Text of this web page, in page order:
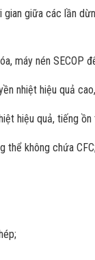
giữa các lần
máy nén SECOP
nhiệt hiệu quả
hiệu quả, tiếng
thể không chứa CFC;